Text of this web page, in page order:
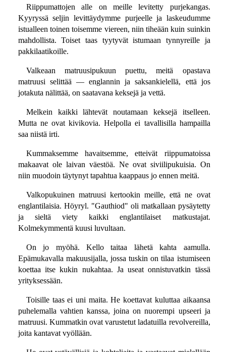
Riippumattojen alle on meille levitetty purjekangas.
Kyyryssä seljin levittäydymme purjeelle ja laskeudumme
istualleen toinen toisemme viereen, niin tiheään kuin suinkin
mahdollista. Toiset taas tyytyvät istumaan tynnyreille ja
pakkilaatikoille.
Valkeaan matruusipukuun puettu, meitä opastava
matruusi selittää — englannin ja saksankielellä, että jos
jotakuta nälittää, on saatavana keksejä ja vettä.
Melkein kaikki lähtevät noutamaan keksejä itselleen.
Mutta ne ovat kivikovia. Helpolla ei tavallisilla hampailla
saa niistä irti.
Kummaksemme havaitsemme, etteivät riippumatoissa
makaavat ole laivan väestöä. Ne ovat siviilipukuisia. On
niin muodoin täytynyt tapahtua kaappaus jo ennen meitä.
Valkopukuinen matruusi kertookin meille, että ne ovat
englantilaisia. Höyryl. "Gauthiod" oli matkallaan pysäytetty
ja sieltä viety kaikki englantilaiset matkustajat.
Kolmekymmentä kuusi luvultaan.
On jo myöhä. Kello taitaa lähetä kahta aamulla.
Epämukavalla makuusijalla, jossa tuskin on tilaa istumiseen
koettaa itse kukin nukahtaa. Ja useat onnistuvatkin tässä
yrityksessään.
Toisille taas ei uni maita. He koettavat kuluttaa aikaansa
puhelemalla vahtien kanssa, joina on nuorempi upseeri ja
matruusi. Kummatkin ovat varustetut ladatuilla revolvereilla,
joita kantavat vyöllään.